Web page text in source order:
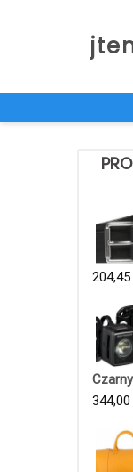
204,45
Czarny
344,00